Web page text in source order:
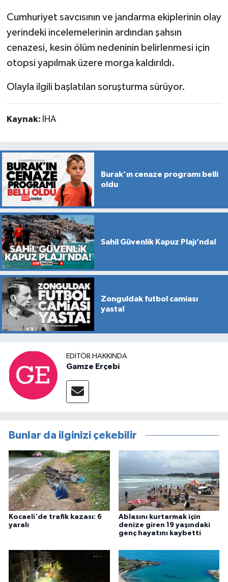
Cumhuriyet savcısının ve jandarma ekiplerinin olay
yerindeki incelemelerinin ardından şahsın
cenazesi, kesin ölüm nedeninin belirlenmesi için
otopsi yapılmak üzere morga kaldırıldı.
Olayla ilgili başlatılan soruşturma sürüyor.
Kaynak: İHA
Burak’ın cenaze programı belli
oldu
Sahil Güvenlik Kapuz Plajı’nda!
Zonguldak futbol camiası
yasta!
EDITÖR HAKKINDA
Gamze Erçebi
Bunlar da ilginizi çekebilir
Kocaeli'de trafik kazası: 6
yaralı
Ablasını kurtarmak için
denize giren 19 yaşındaki
genç hayatını kaybetti